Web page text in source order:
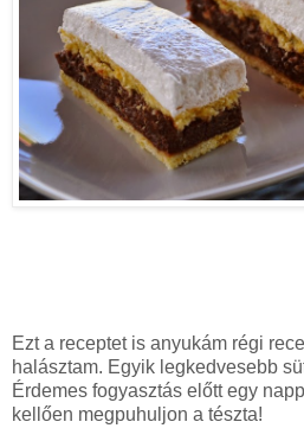
Ezt a receptet is anyukám régi
halásztam. Egyik legkedvesebb
Érdemes fogyasztás előtt egy
kellően megpuhuljon a tészta!